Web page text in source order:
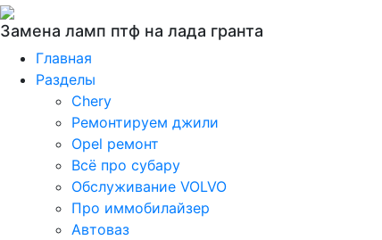
Замена ламп птф на лада гранта
Главная
Разделы
Chery
Ремонтируем джили
Opel ремонт
Всё про субару
Обслуживание VOLVO
Про иммобилайзер
Автоваз